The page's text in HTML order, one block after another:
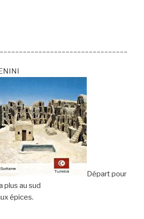
Départ pour
plus au sud
épices.